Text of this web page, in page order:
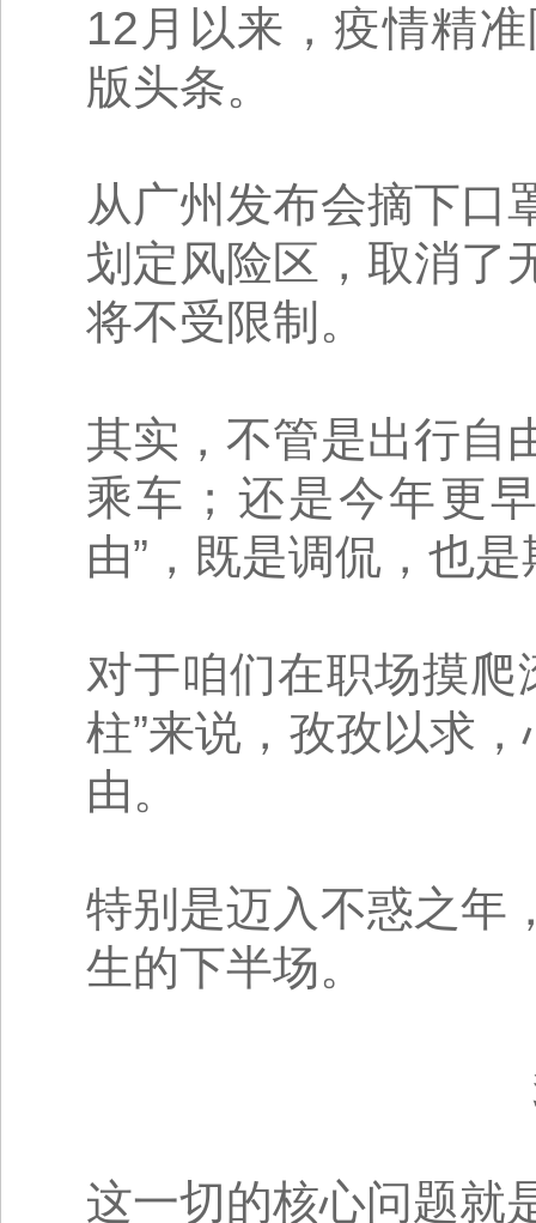
12月以来，疫情精
版头条。
从广州发布会摘下口
划定风险区，取消了
将不受限制。
其实，不管是出行自
乘车；还是今年更
由”，既是调侃，也
对于咱们在职场摸爬
柱”来说，孜孜以求
由。
特别是迈入不惑之年
生的下半场。
这一切的核心问题就